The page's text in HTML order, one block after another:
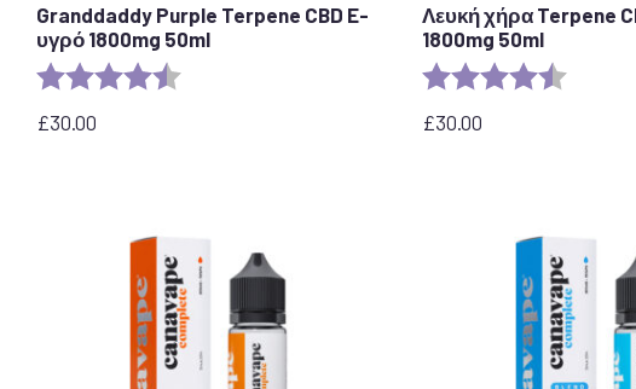
Granddaddy Purple Terpene CBD E-
υγρό 1800mg 50ml
Αξιολόγηση:
£30.00
Λευκή χήρα Terpene
1800mg 50ml
Αξιολόγηση: 4,7 από
£30.00